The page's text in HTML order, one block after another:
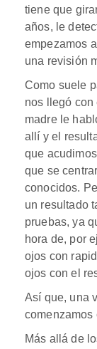
tiene que
años, le
empezamos
una revisión
Como suele
nos llegó con
madre le
allí y el
que
que se
conocidos.
un resultado
pruebas, ya
hora de, por
ojos con
ojos con el
Así que, una
comenzamos
Más allá de